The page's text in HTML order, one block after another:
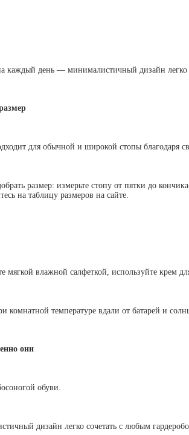
каждый день — минималистичный дизайн легко
для обычной и широкой стопы благодаря
размер: измерьте стопу от пятки до
на таблицу размеров на сайте.
мягкой влажной салфеткой, используйте крем
комнатной температуре вдали от батарей и
они
обуви.
дизайн легко сочетать с любым